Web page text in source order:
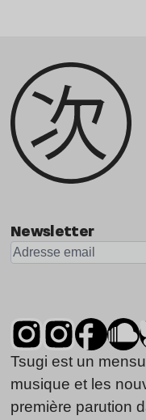
Newsletter
Tsugi est un
musique et les
première parution